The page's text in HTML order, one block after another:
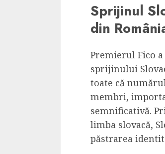
Sprijinul
din
Premierul Fico
sprijinului
toate că
membri,
semnificativă.
limba slovacă,
păstrarea